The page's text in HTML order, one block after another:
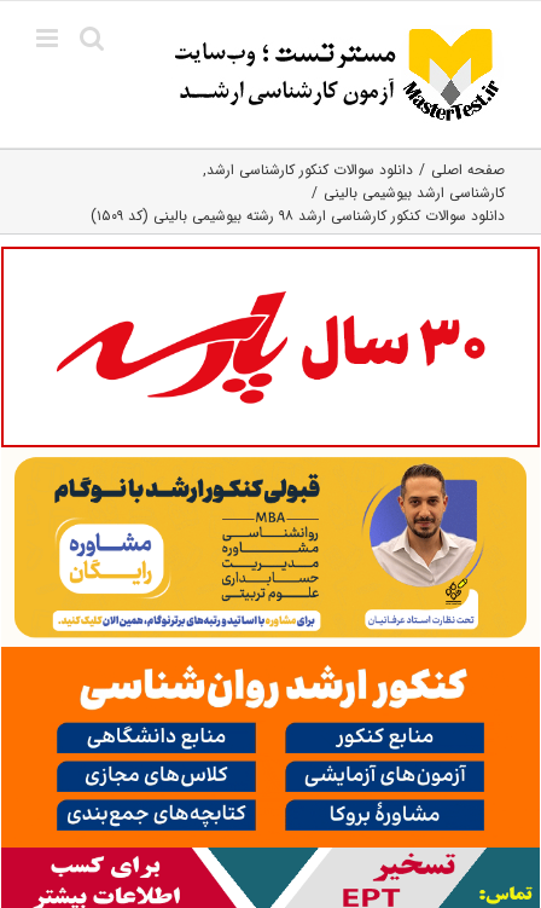
content
صفحه اصلی
دانلود سوالات کنکور کارشناسی ارشد
کارشناسی ارشد بیوشیمی بالینی
دانلود سوالات کنکور کارشناسی ارشد ۹۸ رشته بیوشیمی بالینی (کد ۱۵۰۹)